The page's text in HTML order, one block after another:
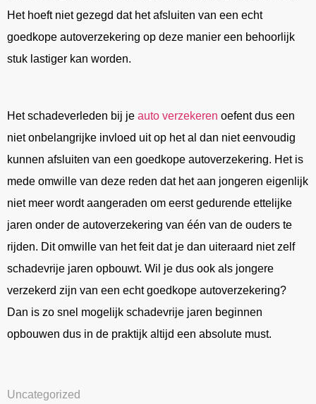
Het hoeft niet gezegd dat het afsluiten van een echt
goedkope autoverzekering op deze manier een behoorlijk
stuk lastiger kan worden.
Het schadeverleden bij je auto verzekeren oefent dus een
niet onbelangrijke invloed uit op het al dan niet eenvoudig
kunnen afsluiten van een goedkope autoverzekering. Het is
mede omwille van deze reden dat het aan jongeren eigenlijk
niet meer wordt aangeraden om eerst gedurende ettelijke
jaren onder de autoverzekering van één van de ouders te
rijden. Dit omwille van het feit dat je dan uiteraard niet zelf
schadevrije jaren opbouwt. Wil je dus ook als jongere
verzekerd zijn van een echt goedkope autoverzekering?
Dan is zo snel mogelijk schadevrije jaren beginnen
opbouwen dus in de praktijk altijd een absolute must.
Uncategorized